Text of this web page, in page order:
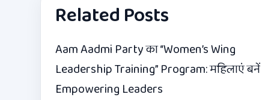
Related Posts
Aam Aadmi Party का “Women’s Wing
Leadership Training” Program: महिलाएं बनें
Empowering Leaders